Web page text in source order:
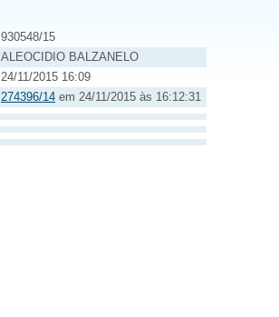
930548/15
ALEOCIDIO BALZANELO
24/11/2015 16:09
274396/14 em 24/11/2015 às 16:12:31